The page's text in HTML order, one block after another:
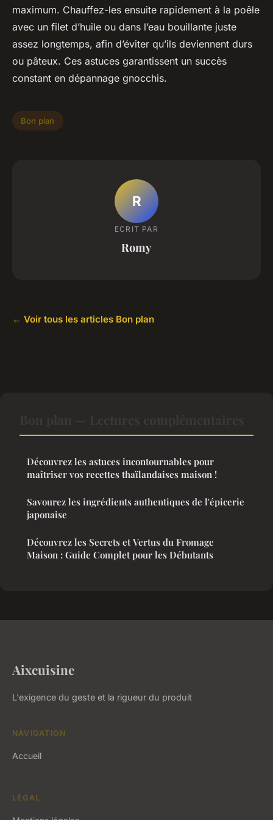
maximum. Chauffez-les ensuite rapidement à la poêle
avec un filet d’huile ou dans l’eau bouillante juste
assez longtemps, afin d’éviter qu’ils deviennent durs
ou pâteux. Ces astuces garantissent un succès
constant en dépannage gnocchis.
Bon plan
R
ECRIT PAR
Romy
← Voir tous les articles Bon plan
Découvrez les astuces incontournables pour
maîtriser vos recettes thaïlandaises maison !
Savourez les ingrédients authentiques de l'épicerie
japonaise
Découvrez les Secrets et Vertus du Fromage
Maison : Guide Complet pour les Débutants
Aixcuisine
L'exigence du geste et la rigueur du produit
NAVIGATION
Accueil
LÉGAL